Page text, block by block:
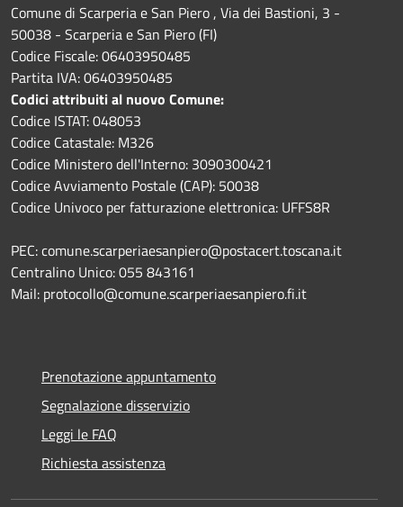
Comune di Scarperia e San Piero , Via dei Bastioni, 3 -
50038 - Scarperia e San Piero (FI)
Codice Fiscale: 06403950485
Partita IVA: 06403950485
Codici attribuiti al nuovo Comune:
Codice ISTAT: 048053
Codice Catastale: M326
Codice Ministero dell'Interno: 3090300421
Codice Avviamento Postale (CAP): 50038
Codice Univoco per fatturazione elettronica: UFFS8R
PEC: comune.scarperiaesanpiero@postacert.toscana.it
Centralino Unico: 055 843161
Mail: protocollo@comune.scarperiaesanpiero.fi.it
Prenotazione appuntamento
Segnalazione disservizio
Leggi le FAQ
Richiesta assistenza